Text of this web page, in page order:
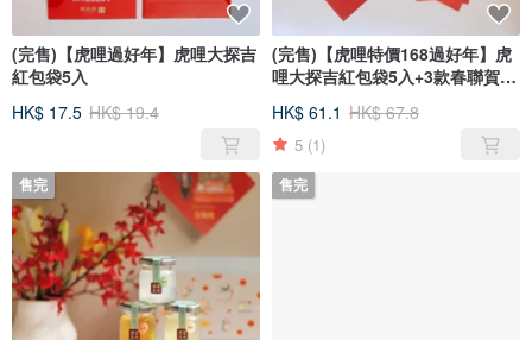
(完售)【虎哩過好年】虎哩大探吉
紅包袋5入
HK$ 17.5 HK$ 19.4
(完售)【虎哩特價168過好年】虎
哩大探吉紅包袋5入+3款春聯賀卡
HK$ 61.1 HK$ 67.8
5 (1)
售完 售完